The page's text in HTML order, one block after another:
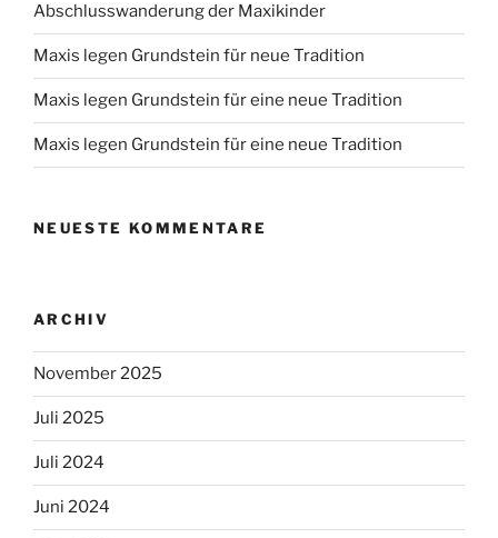
Abschlusswanderung der Maxikinder
Maxis legen Grundstein für neue Tradition
Maxis legen Grundstein für eine neue Tradition
Maxis legen Grundstein für eine neue Tradition
NEUESTE KOMMENTARE
ARCHIV
November 2025
Juli 2025
Juli 2024
Juni 2024